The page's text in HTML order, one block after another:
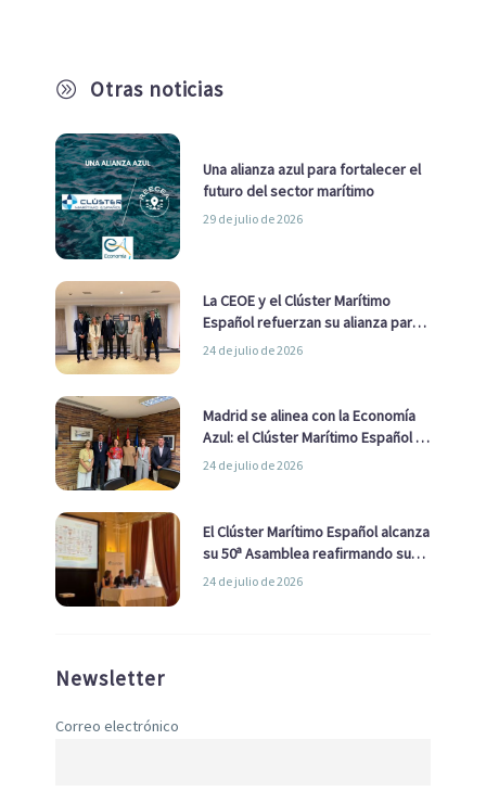
A Otras noticias
Una alianza azul para fortalecer el
futuro del sector marítimo
29 de julio de 2026
La CEOE y el Clúster Marítimo
Español refuerzan su alianza para
impulsar una estrategia Nacional
24 de julio de 2026
Madrid se alinea con la Economía
Azul: el Clúster Marítimo Español y
la Real Liga Naval avanzan alianzas
24 de julio de 2026
El Clúster Marítimo Español alcanza
su 50ª Asamblea reafirmando su
liderazgo en la Economía Azul
24 de julio de 2026
Newsletter
Correo electrónico